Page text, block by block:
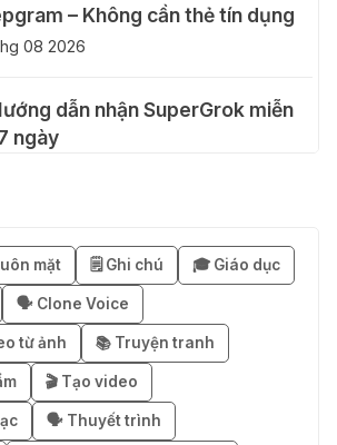
– Không cần thẻ tín dụng
08 2026
dẫn nhận SuperGrok miễn
ngày
miễn phí 3–6 tháng
08 2026
nhận 1 tháng ChatGPT Plus
phí bằng VPN Mexico
08 2026
mặt 🗒️ Ghi chú 🎓 Giáo dục
🗣️ Clone Voice
từ ảnh 📚 Truyện tranh
🎬 Tạo video
🗣️ Thuyết trình